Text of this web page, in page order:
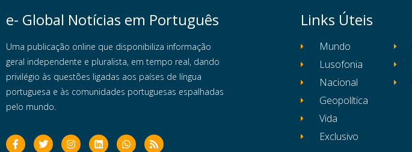
e- Global Notícias em Português
Uma publicação online que disponibiliza informação
geral independente e pluralista, em tempo real, dando
privilégio às questões ligadas aos países de língua
portuguesa e às comunidades portuguesas espalhadas
pelo mundo.
Links Úteis
Mundo
Lusofonia
Nacional
Geopolítica
Vida
Exclusivo